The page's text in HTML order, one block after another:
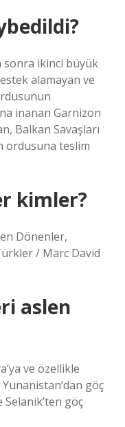
sonra ikinci büyük
alamayan ve
inanan Garnizon
Balkan Savaşları
ordusuna teslim
kimler?
Dönenler,
/ Marc David
aslen
ve özellikle
göç
göç